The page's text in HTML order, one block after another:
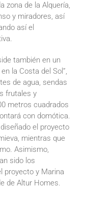
zona de la Alquería,
y miradores, así
así el
también en un
la Costa del Sol”,
de agua, sendas
frutales y
metros cuadrados
con domótica.
el proyecto
mientras que
Asimismo,
sido los
proyecto y Marina
de Altur Homes.